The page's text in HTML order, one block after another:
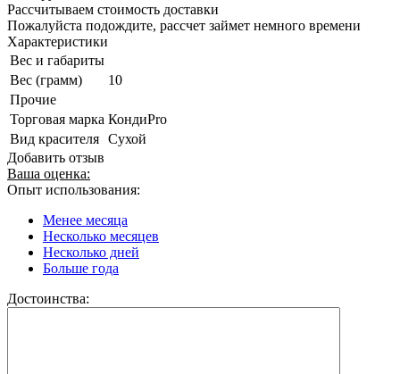
Рассчитываем стоимость доставки
Пожалуйста подождите, рассчет займет немного времени
Характеристики
Вес и габариты
Вес (грамм)
10
Прочие
Торговая марка КондиPro
Вид красителя Сухой
Добавить отзыв
Ваша оценка:
Опыт использования:
Менее месяца
Несколько месяцев
Несколько дней
Больше года
Достоинства: